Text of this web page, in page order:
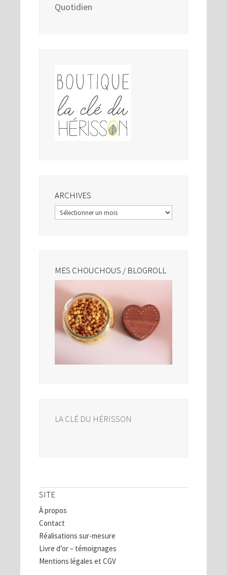
Quotidien
ARCHIVES
Archives
MES CHOUCHOUS / BLOGROLL
LA CLÉ DU HÉRISSON
SITE
À propos
Contact
Réalisations sur-mesure
Livre d’or – témoignages
Mentions légales et CGV